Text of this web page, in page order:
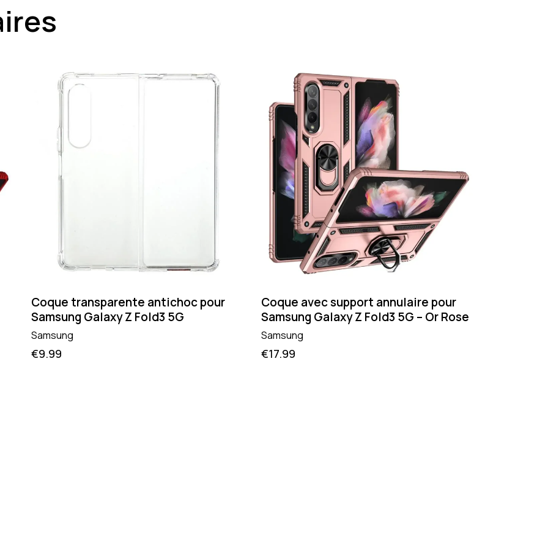
Coque transparente antichoc pour
Samsung Galaxy Z Fold3 5G
Samsung
€9.99
Coque avec support annulaire pour
Samsung Galaxy Z Fold3 5G – Or Rose
Samsung
€17.99